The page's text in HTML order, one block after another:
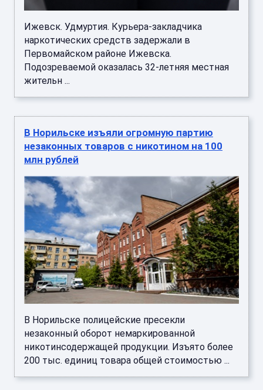
Ижевск. Удмуртия. Курьера-закладчика
наркотических средств задержали в
Первомайском районе Ижевска.
Подозреваемой оказалась 32-летняя местная
жительн ...
В Норильске изъяли огромную партию
незаконных товаров с никотином на 100
млн рублей
В Норильске полицейские пресекли
незаконный оборот немаркированной
никотинсодержащей продукции. Изъято более
200 тыс. единиц товара общей стоимостью ...